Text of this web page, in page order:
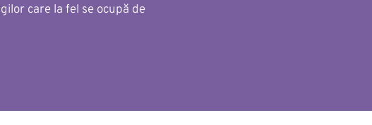
care la fel se ocupă de